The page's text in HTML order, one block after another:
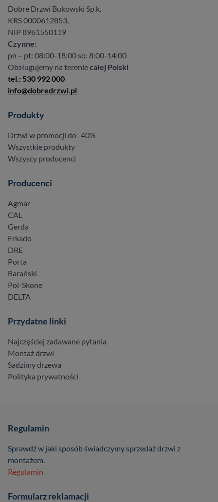
Dobre Drzwi Bukowski Sp.k.
KRS 0000612853,
NIP 8961550119
Czynne:
pn – pt: 08:00-18:00 so: 8:00-14:00
Obsługujemy na tereniecałej Polski
tel.: 530 992 000
info@dobredrzwi.pl
Produkty
Drzwi w promocji do -40%
Wszystkie produkty
Wszyscy producenci
Producenci
Agmar
CAL
Gerda
Erkado
DRE
Porta
Barański
Pol-Skone
DELTA
Przydatne linki
Najczęściej zadawane pytania
Montaż drzwi
Sadzimy drzewa
Polityka prywatności
Regulamin
Sprawdź w jaki sposób świadczymy sprzedaż drzwi z
montażem.
Regulamin
Formularz reklamacji